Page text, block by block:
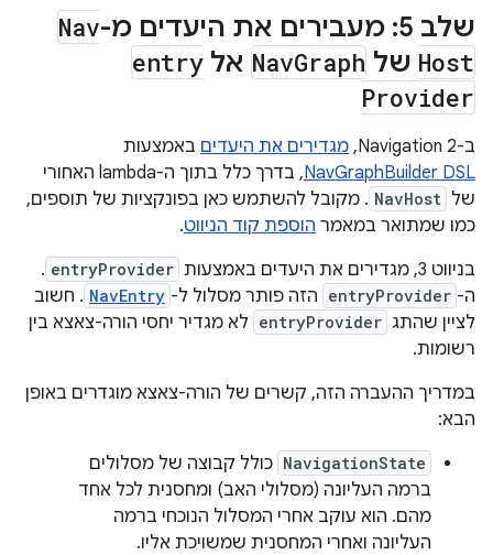
שלב 5: מעבירים את היעדים מ-
Nav
Host של NavGraph אל entry
Provider
ב-Navigation 2, מגדירים את היעדים באמצעות
NavGraphBuilder DSL
, בדרך כלל בתוך ה-lambda האחורי
של NavHost . מקובל להשתמש כאן בפונקציות של תוספים,
כמו שמתואר במאמר הוספת קוד הניווט.
בניווט 3, מגדירים את היעדים באמצעות
entryProvider
.
ה- entryProvider הזה פותר מסלול ל- NavEntry . חשוב
לציין שהתג entryProvider לא מגדיר יחסי הורה-צאצא בין
רשומות.
במדריך ההעברה הזה, קשרים של הורה-צאצא מוגדרים באופן
הבא:
NavigationState כולל קבוצה של מסלולים
ברמה העליונה (מסלולי האב) ומחסנית לכל אחד
מהם. הוא עוקב אחרי המסלול הנוכחי ברמה
העליונה ואחרי המחסנית שמשויכת אליו.